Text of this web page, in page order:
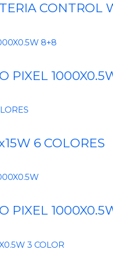
CONTROL
PIXEL
6 COLORES
PIXEL